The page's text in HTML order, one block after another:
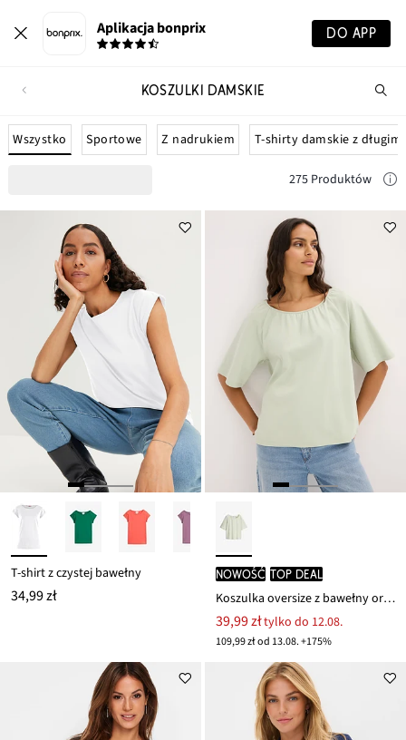
Aplikacja bonprix DO APP
KOSZULKI DAMSKIE
Wszystko Sportowe Z nadrukiem T-shirty damskie z
275 Produktów
T-shirt z czystej bawełny
34,99 zł
nowość TOP DEAL
Koszulka oversize z bawełny organicznej
39,99 złtylko do 12.08.
109,99 zł od 13.08. +175%